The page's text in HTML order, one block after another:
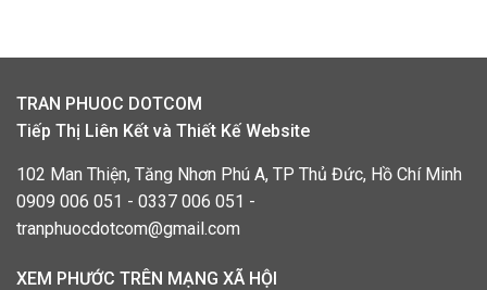
TRAN PHUOC DOTCOM
Tiếp Thị Liên Kết và Thiết Kế Website
102 Man Thiện, Tăng Nhơn Phú A, TP Thủ Đức, Hồ Chí Minh
0909 006 051 - 0337 006 051 -
tranphuocdotcom@gmail.com
XEM PHƯỚC TRÊN MẠNG XÃ HỘI